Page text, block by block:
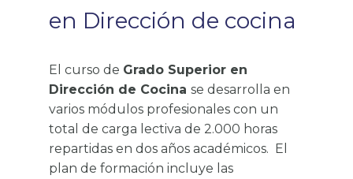
en Dirección de cocina
El curso de Grado Superior en
Dirección de Cocina se desarrolla en
varios módulos profesionales con un
total de carga lectiva de 2.000 horas
repartidas en dos años académicos. El
plan de formación incluye las